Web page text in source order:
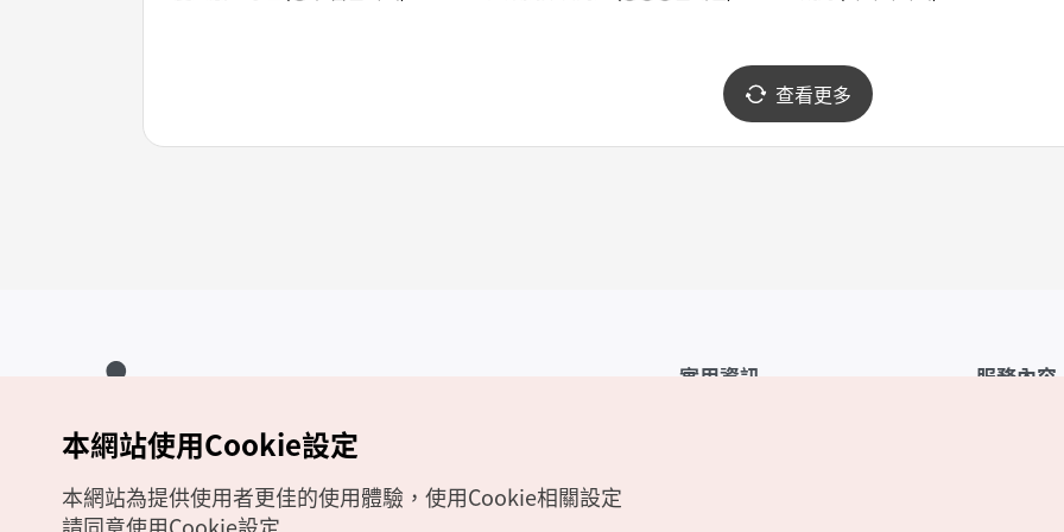
查看更多
實用資訊 服務內容
Copyrights (c) 韓國觀光公社版權所有
如有相關疑問或建議，歡迎來信至官方信箱
本網站使用Cookie設定
本網站為提供使用者更佳的使用體驗，使用Cookie相關設定